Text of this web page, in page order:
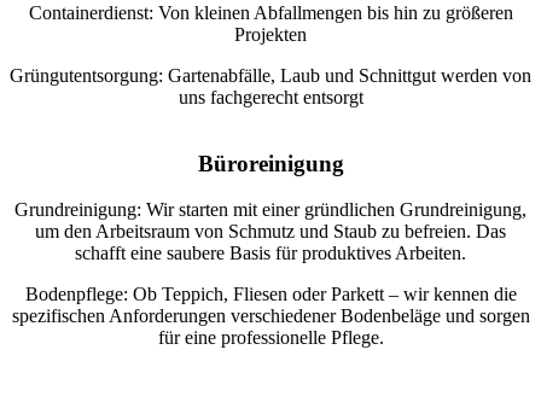
Containerdienst: Von kleinen Abfallmengen bis hin zu größeren
Projekten
Grüngutentsorgung: Gartenabfälle, Laub und Schnittgut werden von
uns fachgerecht entsorgt
Büroreinigung
Grundreinigung: Wir starten mit einer gründlichen Grundreinigung,
um den Arbeitsraum von Schmutz und Staub zu befreien. Das
schafft eine saubere Basis für produktives Arbeiten.
Bodenpflege: Ob Teppich, Fliesen oder Parkett – wir kennen die
spezifischen Anforderungen verschiedener Bodenbeläge und sorgen
für eine professionelle Pflege.